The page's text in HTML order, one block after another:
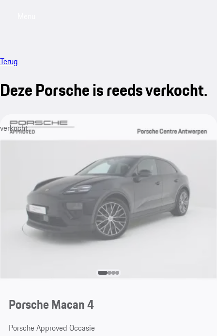
Terug
Deze Porsche is reeds verkocht.
verkocht
Porsche Macan 4
Porsche Approved Occasie